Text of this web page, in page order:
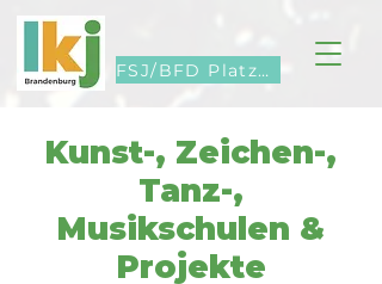
FSJ/BFD Platzsuche
Kunst-, Zeichen-,
Tanz-,
Musikschulen &
Projekte